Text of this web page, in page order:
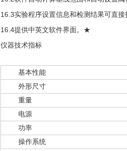
16.3实验程序设置信息和检测结果可直
16.4提供中英文软件界面。★
仪器技术指标
基本性能
外形尺寸
重量
电源
功率
操作系统